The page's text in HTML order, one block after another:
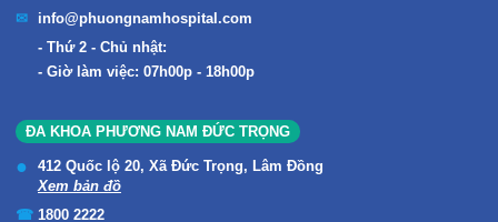
info@phuongnamhospital.com
Thứ 2 - Chủ nhật:
Giờ làm việc: 07h00p - 18h00p
ĐA KHOA PHƯƠNG NAM ĐỨC TRỌNG
412 Quốc lộ 20, Xã Đức Trọng, Lâm Đồng
Xem bản đồ
1800 2222